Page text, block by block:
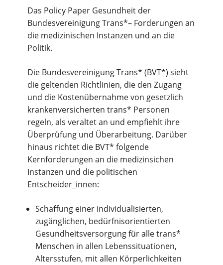
Das Policy Paper Gesundheit der
Bundesvereinigung Trans*– Forderungen an
die medizinischen Instanzen und an die
Politik.
Die Bundesvereinigung Trans* (BVT*) sieht
die geltenden Richtlinien, die den Zugang
und die Kostenübernahme von gesetzlich
krankenversicherten trans* Personen
regeln, als veraltet an und empfiehlt ihre
Überprüfung und Überarbeitung. Darüber
hinaus richtet die BVT* folgende
Kernforderungen an die medizinsichen
Instanzen und die politischen
Entscheider_innen:
Schaffung einer individualisierten,
zugänglichen, bedürfnisorientierten
Gesundheitsversorgung für alle trans*
Menschen in allen Lebenssituationen,
Altersstufen, mit allen Körperlichkeiten